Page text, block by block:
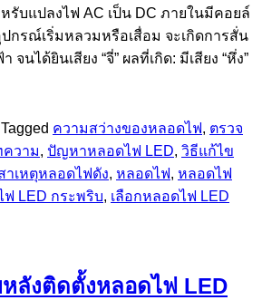
หรับแปลงไฟ AC เป็น DC ภายในมีคอยล์
กรณ์เริ่มหลวมหรือเสื่อม จะเกิดการสั่น
นได้ยินเสียง “จี่” ผลที่เกิด: มีเสียง “หึ่ง”
Tagged ความสว่างของหลอดไฟ, ตรวจ
วาม, ปัญหาหลอดไฟ LED, วิธีแก้ไข
าเหตุหลอดไฟดัง, หลอดไฟ, หลอดไฟ
LED กระพริบ, เลือกหลอดไฟ LED
ลังติดตั้งหลอดไฟ LED